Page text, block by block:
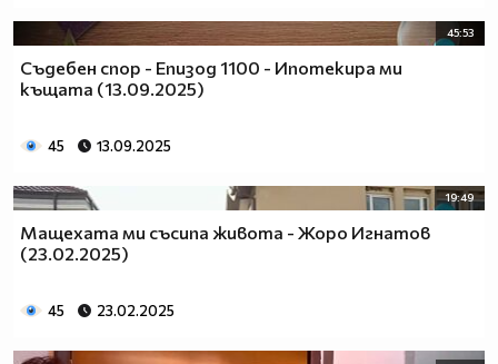
45:53
Съдебен спор - Епизод 1100 - Ипотекира ми
къщата (13.09.2025)
45 13.09.2025
19:49
Мащехата ми съсипа живота - Жоро Игнатов
(23.02.2025)
45 23.02.2025